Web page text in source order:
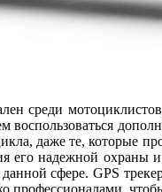
среди
воспользоваться
даже те, которые
его надежной
сфере. GPS
профессионалами,